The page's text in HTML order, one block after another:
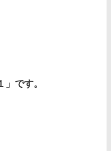
」です。